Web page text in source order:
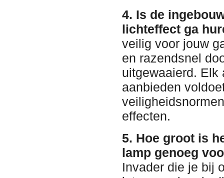
4. Is de
lichteffect ga
veilig voor jouw
en razendsnel
uitgewaaierd.
aanbieden
effecten.
5. Hoe groot is
lamp genoeg
Invader die je bij